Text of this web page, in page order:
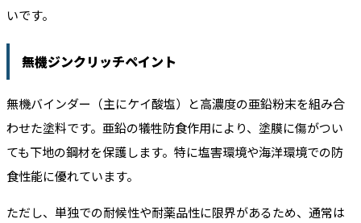
いです。
無機ジンクリッチペイント
無機バインダー（主にケイ酸塩）と高濃度の亜鉛粉末を組み合
わせた塗料です。亜鉛の犠牲防食作用により、塗膜に傷がつい
ても下地の鋼材を保護します。特に塩害環境や海洋環境での防
食性能に優れています。
ただし、単独での耐候性や耐薬品性に限界があるため、通常は